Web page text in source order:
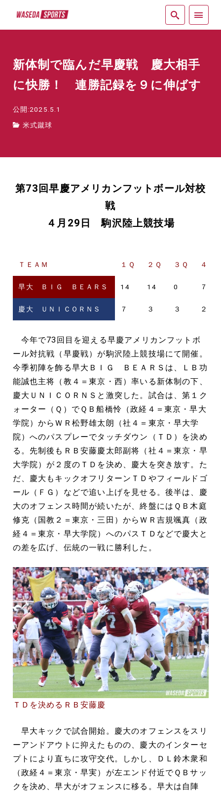
新体制で臨んだ早慶戦 慶大相手
に快勝！ 連勝記録を９に伸ばす
公開:2025.5.1
米式蹴球
第73回早慶アメリカンフットボール対校
戦
４月29日 駒沢陸上競技場
ＴＥＡＭ １Ｑ ２Ｑ ３Ｑ ４Ｑ
早大 ＢＩＧ ＢＥＡＲＳ 14 14 0 ７
慶大 ＵＮＩＣＯＲＮＳ ７ ３ ３ ２
今年で73回目を迎える早慶アメリカンフットボ
ール対抗戦（早慶戦）が駒沢陸上競技場にて開催。
今季初陣を飾る早大ＢＩＧ ＢＥＡＲＳは、ＬＢ功
能誠也主将（教４＝東京・西）率いる新体制の下、
慶大ＵＮＩＣＯＲＮＳと激突した。試合は、第１ク
ォーター（Ｑ）でＱＢ船橋怜（政経４＝東京・早大
学院）からＷＲ松野雄太朗（社４＝東京・早大学
院）へのパスプレーでタッチダウン（ＴＤ）を決め
る。先制後もＲＢ安藤慶太郎副将（社４＝東京・早
大学院）が２度のＴＤを決め、慶大を突き放す。た
だ、慶大もキックオフリターンＴＤやフィールドゴ
ール（ＦＧ）などで追い上げを見せる。後半は、慶
大のオフェンス時間が続いたが、終盤にはＱＢ木庭
修克（国教２＝東京・三田）からＷＲ吉規颯真（政
経４＝東京・早大学院）へのパスＴＤなどで慶大と
の差を広げ、伝統の一戦に勝利した。
ＴＤを決めるＲＢ安藤慶
早大キックで試合開始。慶大のオフェンスをスリ
ーアンドアウトに抑えたものの、慶大のインターセ
プトにより直ちに攻守交代。しかし、ＤＬ鈴木衆和
（政経４＝東京・早実）が左エンド付近でＱＢサッ
クを決め、早大がオフェンスに移る。早大は自陣